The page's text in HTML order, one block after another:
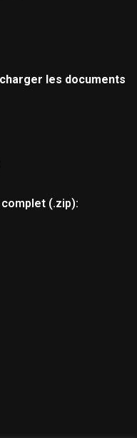
les documents
(.zip):